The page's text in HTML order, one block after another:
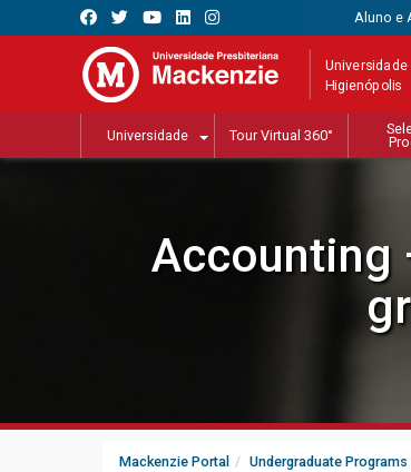
Aluno e
Universidade
Higienópolis
Universidade Tour Virtual 360°
Accounting
Mackenzie Portal Undergraduate Programs